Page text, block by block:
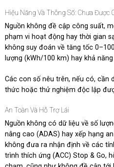
Hiệu Năng Và Thông Số: Chưa Được
Nguồn không đề cập công suất,
phạm vi hoạt động hay thời gian
không suy đoán về tăng tốc
lượng (kWh/100 km) hay khả
Các con số nêu trên, nếu có, cần
thức hoặc thử nghiệm độc lập
An Toàn Và Hỗ Trợ Lái
Nguồn không có dữ liệu về số
nâng cao (ADAS) hay xếp hạng
không đưa ra nhận định về các
trình thích ứng (ACC) Stop & Go,